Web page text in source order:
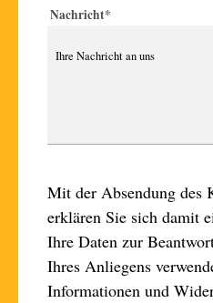
Nachricht*
Mit der Absendung des
erklären Sie sich damit
Ihre Daten zur
Ihres Anliegens
Informationen und